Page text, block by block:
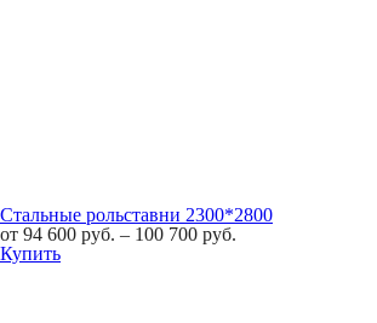
Стальные рольставни 2300*2800
от 94 600 руб. – 100 700 руб.
Купить